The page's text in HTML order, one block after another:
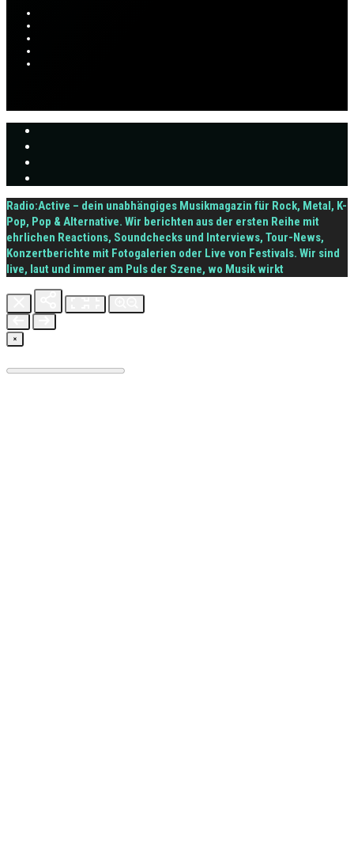
Radio:Active – dein unabhängiges Musikmagazin für Rock, Metal, K-
Pop, Pop & Alternative. Wir berichten aus der ersten Reihe mit
ehrlichen Reactions, Soundchecks und Interviews, Tour-News,
Konzertberichte mit Fotogalerien oder Live von Festivals. Wir sind
live, laut und immer am Puls der Szene, wo Musik wirkt
×